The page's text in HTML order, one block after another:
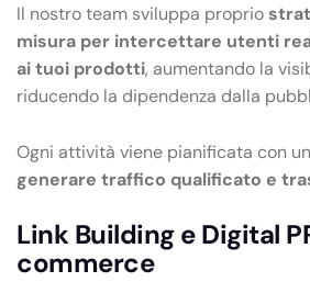
Il nostro team sviluppa proprio
misura per intercettare utenti
ai tuoi prodotti, aumentando la
riducendo la dipendenza dalla
Ogni attività viene pianificata con
generare traffico qualificato e
Link Building e Digital
commerce